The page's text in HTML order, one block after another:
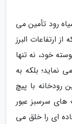
رود تأمین می
ارتفاعات البرز
خود، نه تنها
نماید؛ بلکه به
رودخانه با پیچ
سرسبز عبور
ای را خلق می